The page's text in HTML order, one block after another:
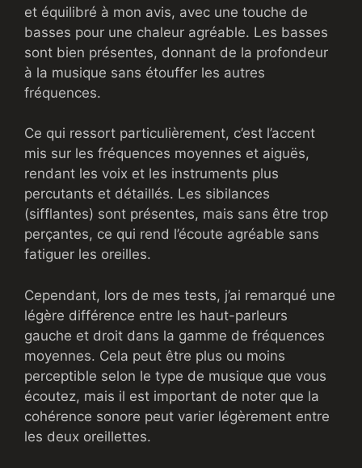
et équilibré à mon avis, avec une touche de
basses pour une chaleur agréable. Les basses
sont bien présentes, donnant de la profondeur
à la musique sans étouffer les autres
fréquences.
Ce qui ressort particulièrement, c’est l’accent
mis sur les fréquences moyennes et aiguës,
rendant les voix et les instruments plus
percutants et détaillés. Les sibilances
(sifflantes) sont présentes, mais sans être trop
perçantes, ce qui rend l’écoute agréable sans
fatiguer les oreilles.
Cependant, lors de mes tests, j’ai remarqué une
légère différence entre les haut-parleurs
gauche et droit dans la gamme de fréquences
moyennes. Cela peut être plus ou moins
perceptible selon le type de musique que vous
écoutez, mais il est important de noter que la
cohérence sonore peut varier légèrement entre
les deux oreillettes.